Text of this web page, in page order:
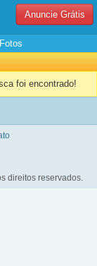
Anuncie Grátis
foi encontrado!
direitos reservados.